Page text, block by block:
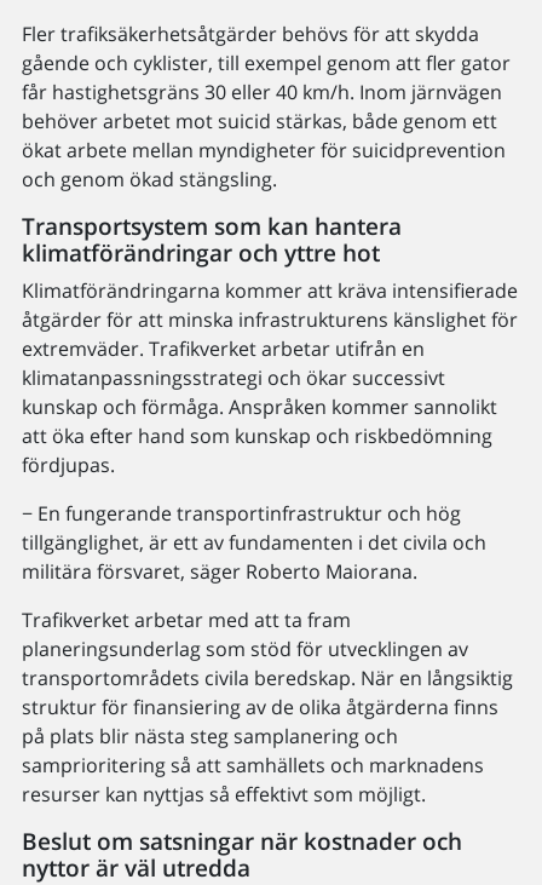
Fler trafiksäkerhetsåtgärder behövs för att skydda
gående och cyklister, till exempel genom att fler gator
får hastighetsgräns 30 eller 40 km/h. Inom järnvägen
behöver arbetet mot suicid stärkas, både genom ett
ökat arbete mellan myndigheter för suicidprevention
och genom ökad stängsling.
Transportsystem som kan hantera
klimatförändringar och yttre hot
Klimatförändringarna kommer att kräva intensifierade
åtgärder för att minska infrastrukturens känslighet för
extremväder. Trafikverket arbetar utifrån en
klimatanpassningsstrategi och ökar successivt
kunskap och förmåga. Anspråken kommer sannolikt
att öka efter hand som kunskap och riskbedömning
fördjupas.
− En fungerande transportinfrastruktur och hög
tillgänglighet, är ett av fundamenten i det civila och
militära försvaret, säger Roberto Maiorana.
Trafikverket arbetar med att ta fram
planeringsunderlag som stöd för utvecklingen av
transportområdets civila beredskap. När en långsiktig
struktur för finansiering av de olika åtgärderna finns
på plats blir nästa steg samplanering och
samprioritering så att samhällets och marknadens
resurser kan nyttjas så effektivt som möjligt.
Beslut om satsningar när kostnader och
nyttor är väl utredda